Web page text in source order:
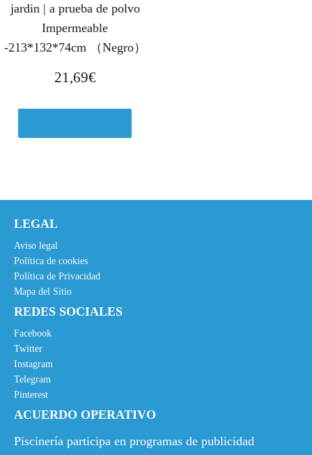
jardin | a prueba de polvo
Impermeable
-213*132*74cm （Negro）
21,69€
LEGAL
Aviso legal
Política de cookies
Política de Privacidad
Mapa del Sitio
REDES SOCIALES
Facebook
Twitter
Instagram
Telegram
Pinterest
ACUERDO OPERATIVO
Piscinería participa en programas de publicidad